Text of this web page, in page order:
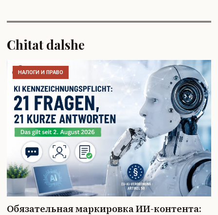
Chitat dalshe
НАЛОГИ И ПРАВО
Обязательная маркировка ИИ-контента: